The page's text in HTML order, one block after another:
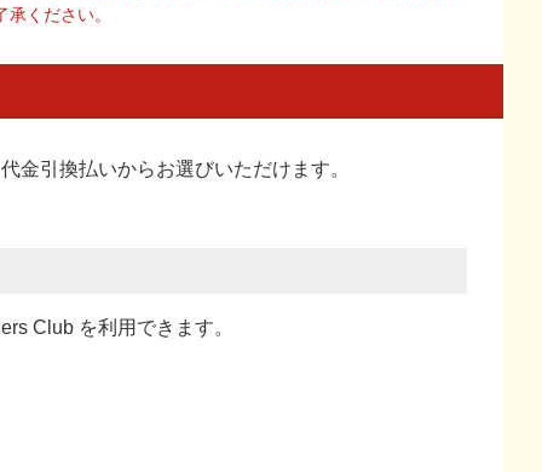
ください。
金引換払いからお選びいただけます。
Club を利用できます。